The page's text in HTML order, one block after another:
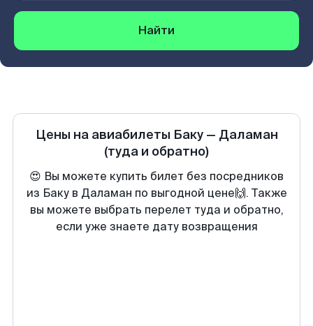
Найти
Цены на авиабилеты Баку— Даламан
(туда и обратно)
😍 Вы можете купить билет без посредников
из Баку в Даламан по выгодной цене🙌. Также
вы можете выбрать перелет туда и обратно,
если уже знаете дату возвращения